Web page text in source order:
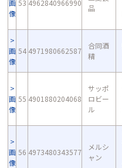
画
像
53 4962840966990
品
画
像
54 4971980662587
合同酒
精
画
像
55 4901880204068
サッポ
ロビー
ル
画
像
56 4973480343577
メルシ
ャン